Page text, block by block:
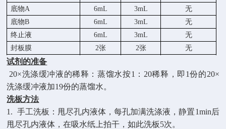
底物A 6mL 3mL
无
底物B 6mL 3mL
无
终止液
6mL 3mL
无
封板膜
2张 2张
无
说明书
自封袋
1个 1个 无
试剂的准备
20×洗涤缓冲液的稀释：蒸馏水按1：20稀释，即1份的20×
洗涤缓冲液加19份的蒸馏水。
洗板方法
1. 手工洗板：甩尽孔内液体，每孔加满洗涤液，静置1min后
甩尽孔内液体，在吸水纸上拍干，如此洗板5次。